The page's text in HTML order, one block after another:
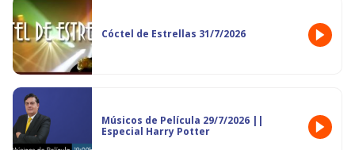
Cóctel de Estrellas 31/7/2026
Músicos de Película 29/7/2026 ||
Especial Harry Potter